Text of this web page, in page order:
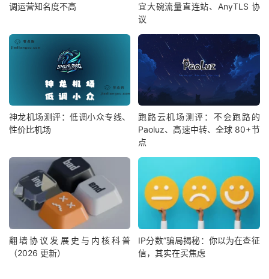
调运营知名度不高
宜大碗流量直连站、AnyTLS 协
议
神龙机场测评：低调小众专线、
性价比机场
跑路云机场测评：不会跑路的
Paoluz、高速中转、全球 80+节
点
翻墙协议发展史与内核科普
（2026 更新）
IP分数”骗局揭秘：你以为在查征
信，其实在买焦虑